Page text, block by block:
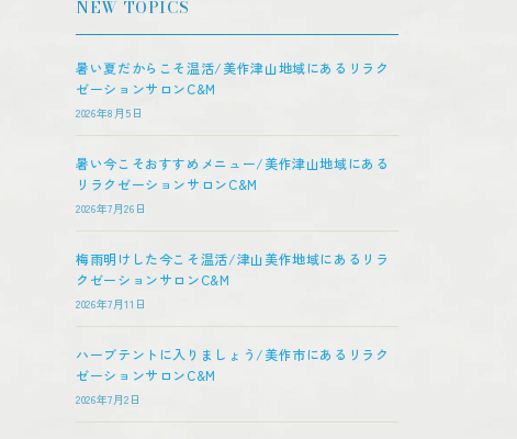
NEW TOPICS
暑い夏だからこそ温活/美作津山地域にあるリラク
ゼーションサロンC&M
2026年8月5日
暑い今こそおすすめメニュー/美作津山地域にある
リラクゼーションサロンC&M
2026年7月26日
梅雨明けした今こそ温活/津山美作地域にあるリラ
クゼーションサロンC&M
2026年7月11日
ハーブテントに入りましょう/美作市にあるリラク
ゼーションサロンC&M
2026年7月2日